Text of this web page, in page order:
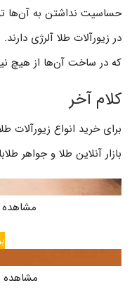
حساسیت نداشتن به آن‌ها
در زیورآلات طلا آلرژی دارند.
که در ساخت آن‌ها از هیچ
کلام آخر
برای خرید انواع زیورآلات
بازار آنلاین طلا و جواهر
مشاهده
مشاهده